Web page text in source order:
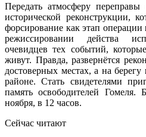
Передать атмосферу
исторической реконструкции,
форсирование как этап
режиссировании действа
очевидцев тех событий,
живут. Правда, развернётся
достоверных местах, а на
районе. Стать свидетелями
память освободителей Гомеля.
ноября, в 12 часов.
Сейчас читают